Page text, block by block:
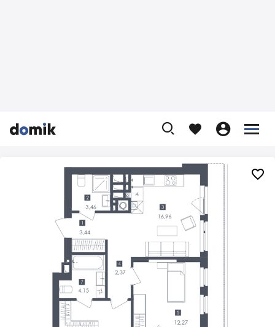


    


